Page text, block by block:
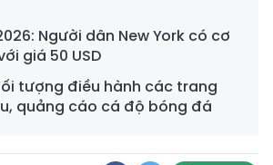
Người dân New York có cơ
giá 50 USD
tượng điều hành các trang
quảng cáo cá độ bóng đá